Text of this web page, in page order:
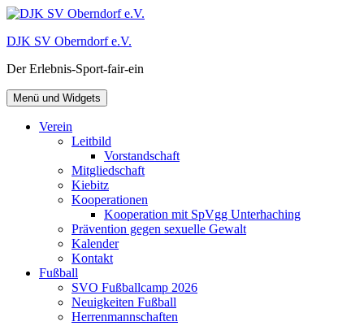
Zum
springen
DJK SV Oberndorf e.V.
Der Erlebnis-Sport-fair-ein
Menü und Widgets
Verein
Leitbild
Vorstandschaft
Mitgliedschaft
Kiebitz
Kooperationen
Kooperation mit SpVgg Unterhaching
Prävention gegen sexuelle Gewalt
Kalender
Kontakt
Fußball
SVO Fußballcamp 2026
Neuigkeiten Fußball
Herrenmannschaften